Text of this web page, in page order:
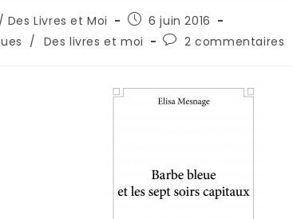
Des Livres et Moi
Publication
publiée :
6 juin 2016
/ Des livres et moi
Commentaires
publication :
2 commentaires